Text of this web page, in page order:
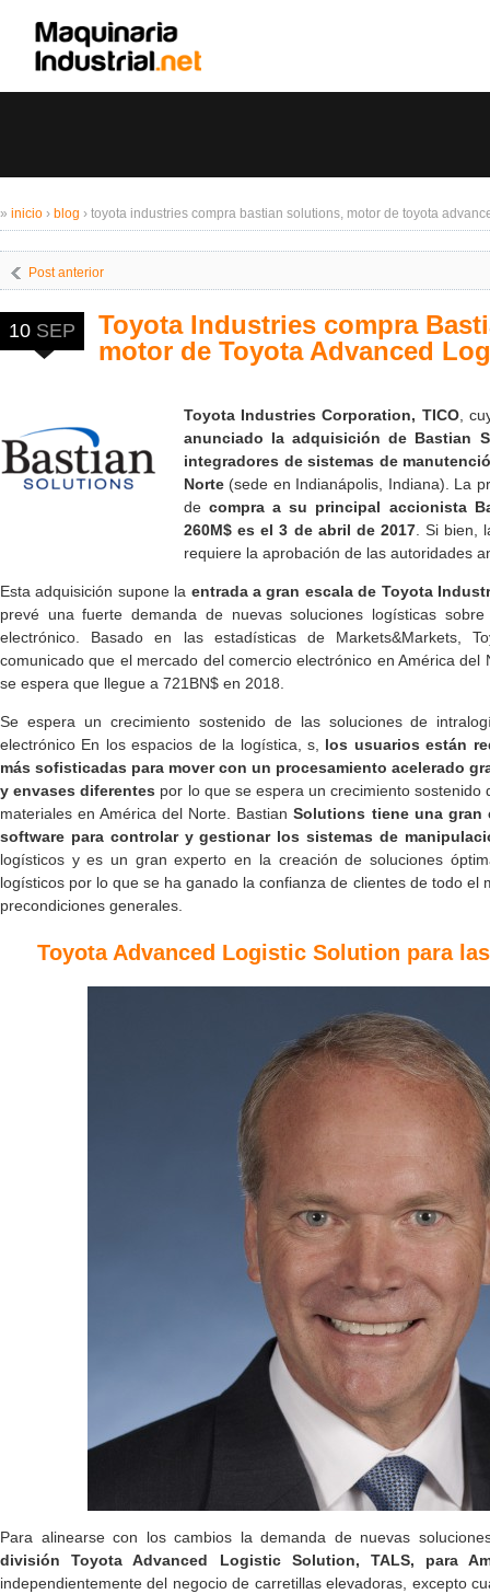
» inicio › blog › toyota industries compra bastian solutions, motor de toyota
Post anterior
Toyota Industries compra
motor de Toyota Advanced
10 SEP
Toyota Industries Corporation, TICO,
anunciado la adquisición de Bastian
integradores de sistemas de
Norte (sede en Indianápolis, Indiana). La
decompra a su principal accionista
260M$ es el 3 de abril de 2017 . Si bien,
requiere la aprobación de las autoridades
Esta adquisición supone la entrada a gran escala de Toyota
prevé una fuerte demanda de nuevas soluciones logísticas
electrónico. Basado en las estadísticas de Markets&Markets,
comunicado que el mercado del comercio electrónico en América del
se espera que llegue a 721BN$ en 2018.
Se espera un crecimiento sostenido de las soluciones de
electrónico En los espacios de la logística, s, los usuarios están
más sofisticadas para mover con un procesamiento acelerado
y envases diferentes por lo que se espera un crecimiento sostenido
materiales en América del Norte. BastianSolutions tiene una gran
software para controlar y gestionar los sistemas de
logísticos y es un gran experto en la creación de soluciones
logísticos por lo que se ha ganado la confianza de clientes de todo el
precondiciones generales.
Toyota Advanced Logistic Solution para
Para alinearse con los cambios la demanda de nuevas
división Toyota Advanced Logistic Solution, TALS, para
independientemente del negocio de carretillas elevadoras, excepto